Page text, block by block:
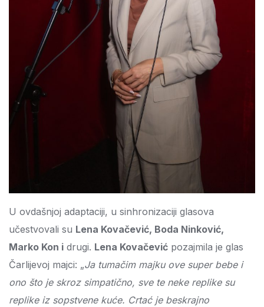
U ovdašnjoj adaptaciji, u sinhronizaciji glasova
učestvovali su Lena Kovačević, Boda Ninković,
Marko Kon i drugi. Lena Kovačević pozajmila je glas
Čarlijevoj majci: „Ja tumačim majku ove super bebe i
ono što je skroz simpatično, sve te neke replike su
replike iz sopstvene kuće. Crtać je beskrajno